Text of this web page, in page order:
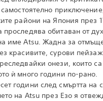
райони на Япония през
проследява обитаван от
име Atsu. Жадна за
красивите, сурови
онези, които
ѝ много години по-рано.
години след смъртта на
на Atsu през Езо я